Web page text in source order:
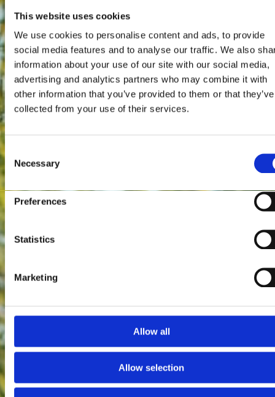
This website uses cookies
We use cookies to personalise content and ads, to provide
social media features and to analyse our traffic. We also
information about your use of our site with our social media,
advertising and analytics partners who may combine it with
other information that you’ve provided to them or that they’ve
collected from your use of their services.
Consent
Selection
Necessary
Preferences
Statistics
Marketing
Allow all
Allow selection